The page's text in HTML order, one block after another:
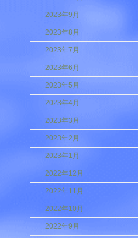
2023年9月
2023年8月
2023年7月
2023年6月
2023年5月
2023年4月
2023年3月
2023年2月
2023年1月
2022年12月
2022年11月
2022年10月
2022年9月